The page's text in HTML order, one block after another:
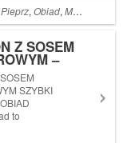
Pieprz,Obiad,Masło
Z SOSEM
–
NA
SZYBKI
to